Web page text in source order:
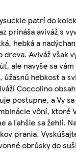
patrí do
aviváž s
hebká a
Aviváž však
ale navyše sa
hebkosť a
Coccolino
postupne, a Vy
vôní,
ľahšie sa žehlí.
prania.
obrúsky do